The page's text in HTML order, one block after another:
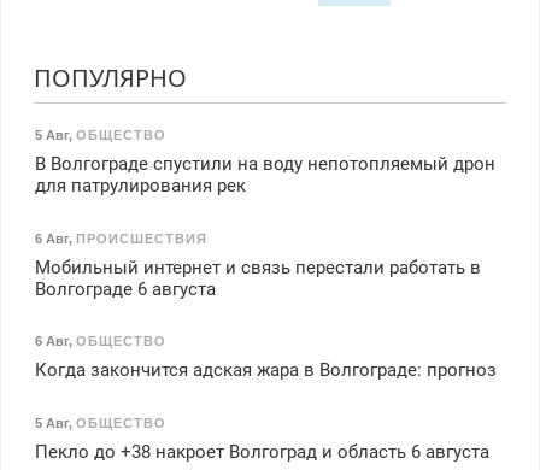
ПОПУЛЯРНО
5 Авг, ОБЩЕСТВО
В Волгограде спустили на воду непотопляемый дрон
для патрулирования рек
6 Авг, ПРОИСШЕСТВИЯ
Мобильный интернет и связь перестали работать в
Волгограде 6 августа
6 Авг, ОБЩЕСТВО
Когда закончится адская жара в Волгограде: прогноз
5 Авг, ОБЩЕСТВО
Пекло до +38 накроет Волгоград и область 6 августа